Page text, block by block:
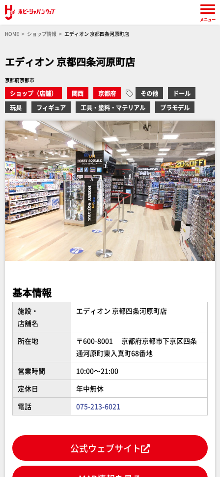
HOME ショップ情報 エディオン 京都四条河原町店
エディオン 京都四条河原町店
京都府京都市
ショップ（店舗） 関西 京都府 その他
ドール
玩具
フィギュア 工具・塗料・マテリアル プラモデル
基本情報
施設・
店舗名
エディオン 京都四条河原町店
所在地
〒600-8001 京都府京都市下京区四条
通河原町東入真町68番地
営業時間
10:00～21:00
定休日
年中無休
電話
075-213-6021
公式ウェブサイト
メニュー